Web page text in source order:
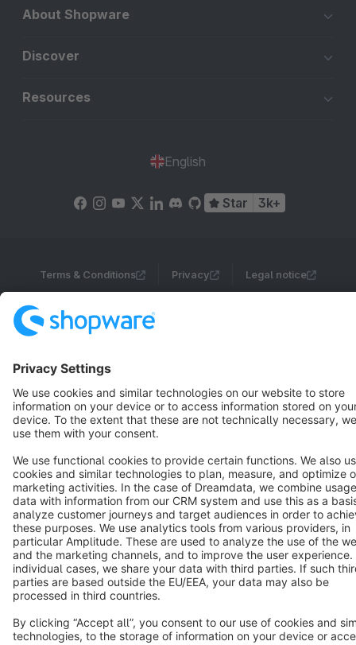
About Shopware
Discover
Resources
English
Star 3k+
Terms & Conditions Privacy Legal notice
Copyright © shopware AG - All rights reserved